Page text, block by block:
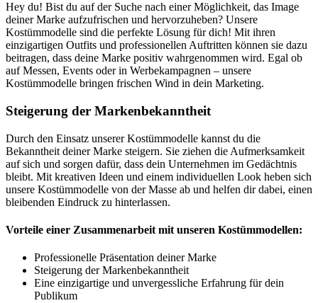
Hey du! Bist du auf der Suche nach einer Möglichkeit, das Image
deiner Marke aufzufrischen und hervorzuheben? Unsere
Kostümmodelle sind die perfekte Lösung für dich! Mit ihren
einzigartigen Outfits und professionellen Auftritten können sie dazu
beitragen, dass deine Marke positiv wahrgenommen wird. Egal ob
auf Messen, Events oder in Werbekampagnen – unsere
Kostümmodelle bringen frischen Wind in dein Marketing.
Steigerung der Markenbekanntheit
Durch den Einsatz unserer Kostümmodelle kannst du die
Bekanntheit deiner Marke steigern. Sie ziehen die Aufmerksamkeit
auf sich und sorgen dafür, dass dein Unternehmen im Gedächtnis
bleibt. Mit kreativen Ideen und einem individuellen Look heben sich
unsere Kostümmodelle von der Masse ab und helfen dir dabei, einen
bleibenden Eindruck zu hinterlassen.
Vorteile einer Zusammenarbeit mit unseren Kostümmodellen:
Professionelle Präsentation deiner Marke
Steigerung der Markenbekanntheit
Eine einzigartige und unvergessliche Erfahrung für dein
Publikum